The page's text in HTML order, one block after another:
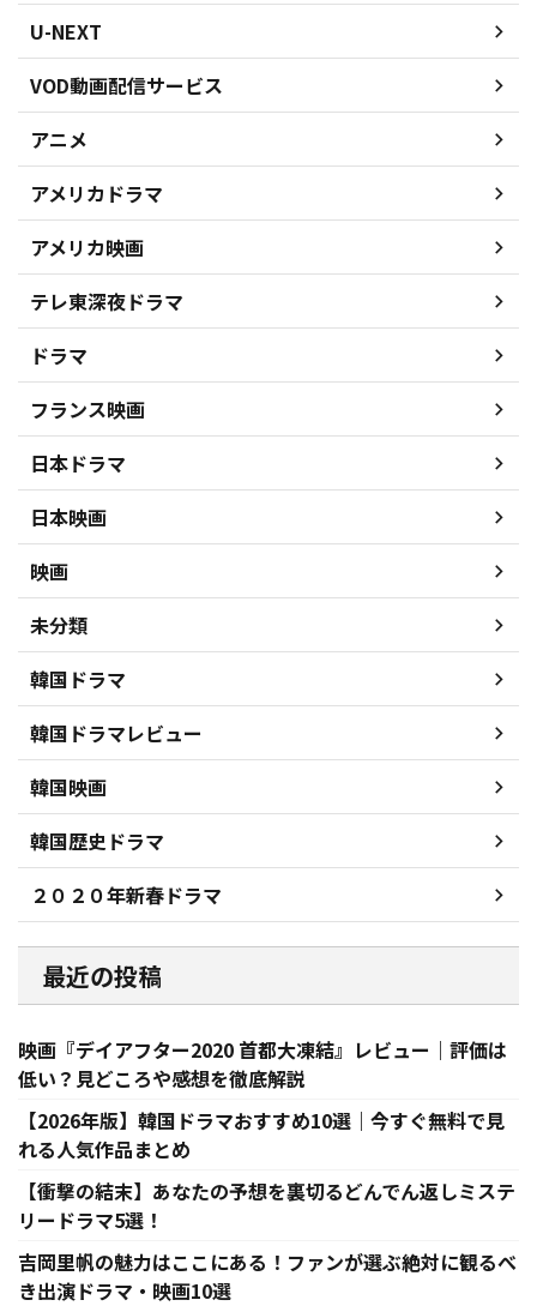
U-NEXT
VOD動画配信サービス
アニメ
アメリカドラマ
アメリカ映画
テレ東深夜ドラマ
ドラマ
フランス映画
日本ドラマ
日本映画
映画
未分類
韓国ドラマ
韓国ドラマレビュー
韓国映画
韓国歴史ドラマ
２０２０年新春ドラマ
最近の投稿
映画『デイアフター2020 首都大凍結』レビュー｜評価は
低い？見どころや感想を徹底解説
【2026年版】韓国ドラマおすすめ10選｜今すぐ無料で見
れる人気作品まとめ
【衝撃の結末】あなたの予想を裏切るどんでん返しミステ
リードラマ5選！
吉岡里帆の魅力はここにある！ファンが選ぶ絶対に観るべ
き出演ドラマ・映画10選